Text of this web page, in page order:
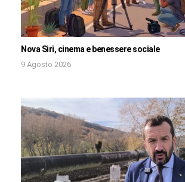
Nova Siri, cinema e benessere sociale
9 Agosto 2026